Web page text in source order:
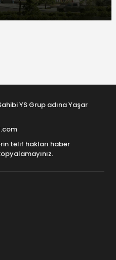
YS Grup adına Yaşar
telif hakları haber